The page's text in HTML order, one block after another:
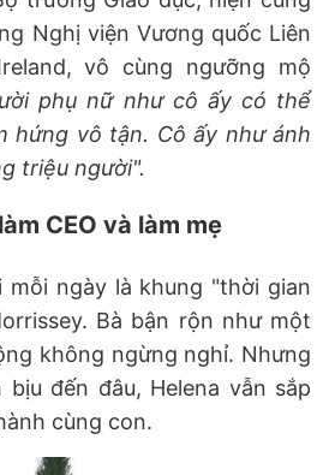
Nghị viện Vương quốc Liên
vô cùng ngưỡng mộ
phụ nữ như cô ấy có thể
hứng vô tận. Cô ấy như ánh
triệu người".
CEO và làm mẹ
mỗi ngày là khung "thời gian
Bà bận rộn như một
không ngừng nghỉ. Nhưng
đến đâu, Helena vẫn sắp
cùng con.